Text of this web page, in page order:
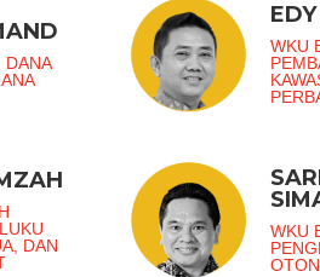
DANA
WKU
DAN
WKU